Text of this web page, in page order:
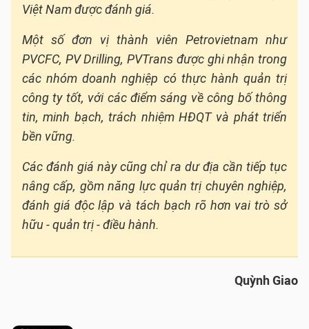
Việt Nam được đánh giá.
Một số đơn vị thành viên Petrovietnam như
PVCFC, PV Drilling, PVTrans được ghi nhận trong
các nhóm doanh nghiệp có thực hành quản trị
công ty tốt, với các điểm sáng về công bố thông
tin, minh bạch, trách nhiệm HĐQT và phát triển
bền vững.
Các đánh giá này cũng chỉ ra dư địa cần tiếp tục
nâng cấp, gồm năng lực quản trị chuyên nghiệp,
đánh giá độc lập và tách bạch rõ hơn vai trò sở
hữu - quản trị - điều hành.
Quỳnh Giao